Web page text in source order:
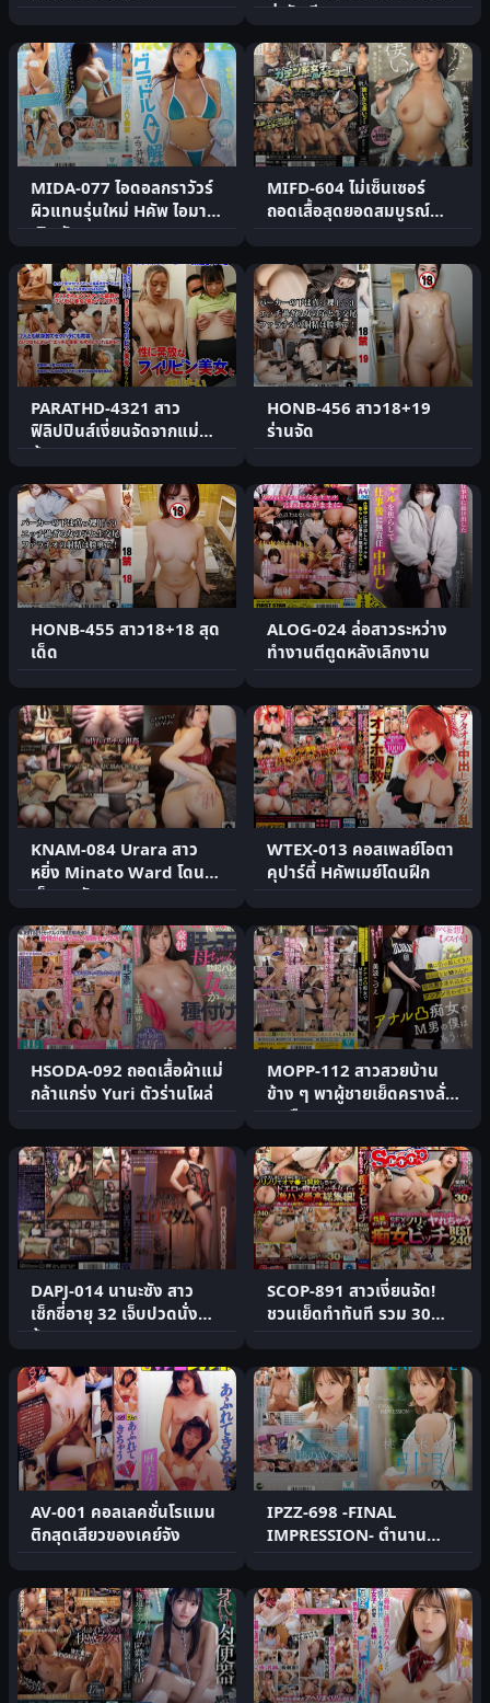
น่ารักเงียบๆ
MIDA-077 ไอดอลกราวัวร์
ผิวแทนรุ่นใหม่ Hคัพ ไอมาอิ
เปิดตัว AV
MIFD-604 ไม่เซ็นเซอร์
ถอดเสื้อสุดยอดสมบูรณ์
แบบ
PARATHD-4321 สาว
ฟิลิปปินส์เงี่ยนจัดจากแม่
บ้าน
HONB-456 สาว18+19
ร่านจัด
HONB-455 สาว18+18 สุด
เด็ด
ALOG-024 ล่อสาวระหว่าง
ทำงานตีตูดหลังเลิกงาน
KNAM-084 Urara สาว
หยิ่ง Minato Ward โดน
เย็ดตูดอับอาย
WTEX-013 คอสเพลย์โอตา
คุปาร์ตี้ Hคัพเมย์โดนฝึก
HSODA-092 ถอดเสื้อผ้าแม่
กล้าแกร่ง Yuri ตัวร่านโผล่
MOPP-112 สาวสวยบ้าน
ข้าง ๆ พาผู้ชายเย็ดครางลั่น
ทุกคืน
DAPJ-014 นานะซัง สาว
เซ็กซี่อายุ 32 เจ็บปวดนั่ง
ข้างทาง
SCOP-891 สาวเงี่ยนจัด!
ชวนเย็ดทำทันที รวม 30
ฉาก 4 ชม.
AV-001 คอลเลคชั่นโรแมน
ติกสุดเสียวของเคย์จัง
IPZZ-698 -FINAL
IMPRESSION- ตำนาน
Aipoke Momonogi